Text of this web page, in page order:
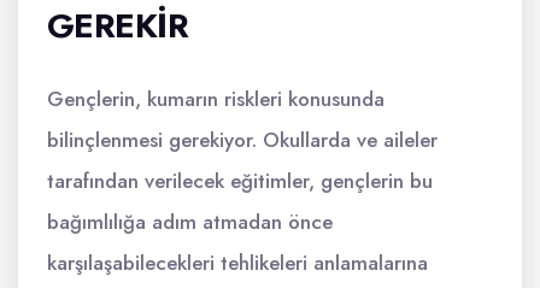
GEREKIR
Gençlerin, kumarın riskleri konusunda
bilinçlenmesi gerekiyor. Okullarda ve aileler
tarafından verilecek eğitimler, gençlerin bu
bağımlılığa adım atmadan önce
karşılaşabilecekleri tehlikeleri anlamalarına